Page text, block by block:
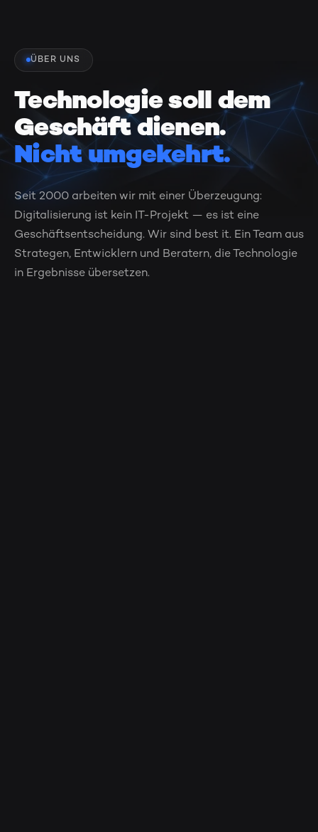
ÜBER UNS
Technologie soll dem
Geschäft dienen.
Nicht umgekehrt.
Seit 2000 arbeiten wir mit einer Überzeugung:
Digitalisierung ist kein IT-Projekt — es ist eine
Geschäftsentscheidung. Wir sind best it. Ein Team aus
Strategen, Entwicklern und Beratern, die Technologie
in Ergebnisse übersetzen.